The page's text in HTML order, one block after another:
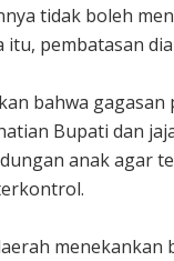
tidak boleh
itu, pembatasan
bahwa
Bupati dan
anak agar